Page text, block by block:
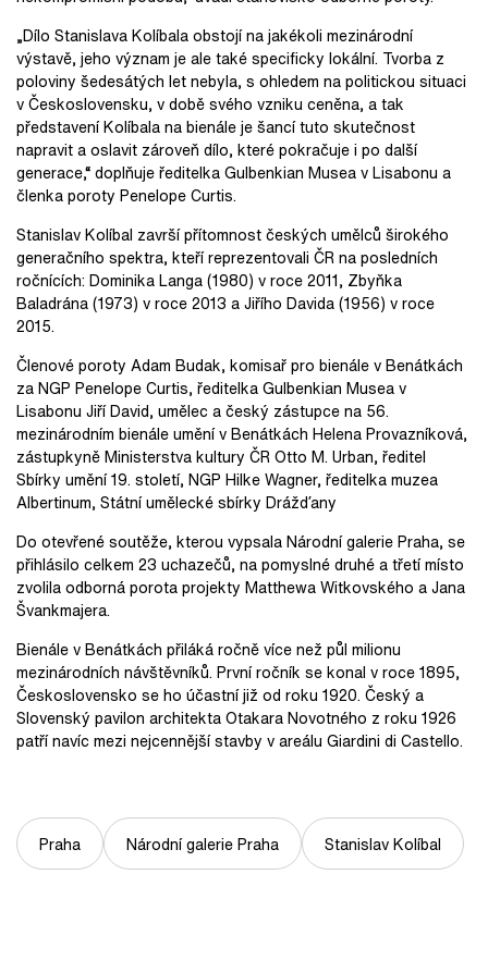
„Dílo Stanislava Kolíbala obstojí na jakékoli mezinárodní
výstavě, jeho význam je ale také specificky lokální. Tvorba z
poloviny šedesátých let nebyla, s ohledem na politickou situaci
v Československu, v době svého vzniku ceněna, a tak
představení Kolíbala na bienále je šancí tuto skutečnost
napravit a oslavit zároveň dílo, které pokračuje i po další
generace,“ doplňuje ředitelka Gulbenkian Musea v Lisabonu a
členka poroty Penelope Curtis.
Stanislav Kolíbal završí přítomnost českých umělců širokého
generačního spektra, kteří reprezentovali ČR na posledních
ročnících: Dominika Langa (1980) v roce 2011, Zbyňka
Baladrána (1973) v roce 2013 a Jiřího Davida (1956) v roce
2015.
Členové poroty Adam Budak, komisař pro bienále v Benátkách
za NGP Penelope Curtis, ředitelka Gulbenkian Musea v
Lisabonu Jiří David, umělec a český zástupce na 56.
mezinárodním bienále umění v Benátkách Helena Provazníková,
zástupkyně Ministerstva kultury ČR Otto M. Urban, ředitel
Sbírky umění 19. století, NGP Hilke Wagner, ředitelka muzea
Albertinum, Státní umělecké sbírky Drážďany
Do otevřené soutěže, kterou vypsala Národní galerie Praha, se
přihlásilo celkem 23 uchazečů, na pomyslné druhé a třetí místo
zvolila odborná porota projekty Matthewa Witkovského a Jana
Švankmajera.
Bienále v Benátkách přiláká ročně více než půl milionu
mezinárodních návštěvníků. První ročník se konal v roce 1895,
Československo se ho účastní již od roku 1920. Český a
Slovenský pavilon architekta Otakara Novotného z roku 1926
patří navíc mezi nejcennější stavby v areálu Giardini di Castello.
Praha Národní galerie Praha Stanislav Kolíbal